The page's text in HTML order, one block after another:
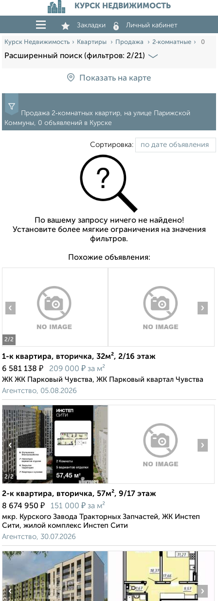
КУРСК НЕДВИЖИМОСТЬ
Закладки Личный кабинет
Курск Недвижимость Квартиры Продажа 2‑комнатные 0
Расширенный поиск (фильтров: 2/21)
Показать на карте
Продажа 2‑комнатных квартир, на улице Парижской
Коммуны, 0 объявлений в Курске
Сортировка:
По вашему запросу ничего не найдено!
Установите более мягкие ограничения на значения
фильтров.
Похожие объявления:
2/2
‹ ›
1-к квартира, вторичка, 32м², 2/16 этаж
6 581 138 ₽ 209 000 ₽ за м²
ЖК ЖК Парковый Чувства, ЖК Парковый квартал Чувства
Агентство, 05.08.2026
2/2
‹ ›
2-к квартира, вторичка, 57м², 9/17 этаж
8 674 950 ₽ 151 000 ₽ за м²
мкр. Курского Завода Тракторных Запчастей, ЖК Инстеп
Сити, жилой комплекс Инстеп Сити
Агентство, 30.07.2026
‹ ›